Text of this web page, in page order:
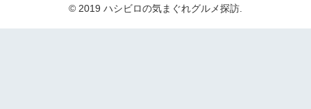
© 2019 ハシビロの気まぐれグルメ探訪.